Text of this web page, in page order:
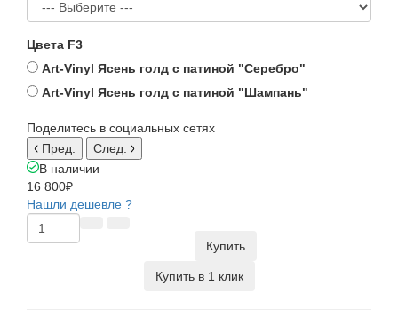
Цвета F3
Art-Vinyl Ясень голд с патиной "Серебро"
Art-Vinyl Ясень голд с патиной "Шампань"
Поделитесь в социальных сетях
Пред.
След.
В наличии
16 800₽
Нашли дешевле ?
Купить
Купить в 1 клик